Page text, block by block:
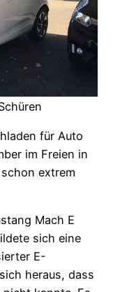
für Auto
im Freien in
extrem
Mach E
sich eine
E-
heraus, dass